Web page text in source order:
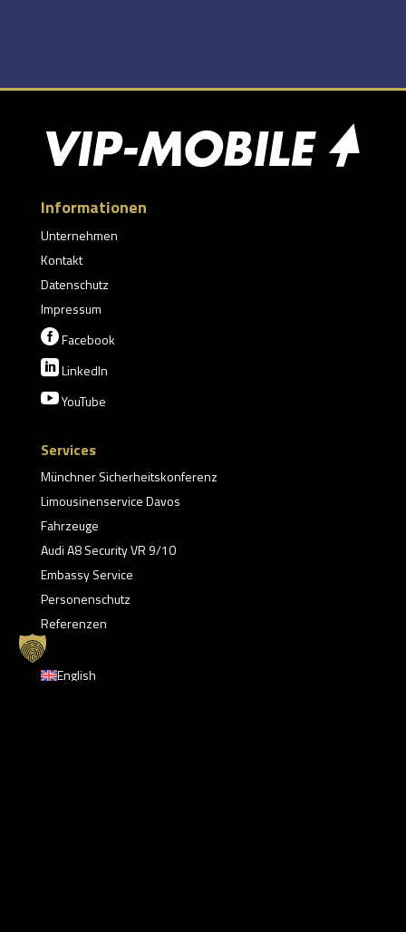
Informationen
Unternehmen
Kontakt
Datenschutz
Impressum
Facebook
LinkedIn
YouTube
Services
Münchner Sicherheitskonferenz
Limousinenservice Davos
Fahrzeuge
Audi A8 Security VR 9/10
Embassy Service
Personenschutz
Referenzen
English